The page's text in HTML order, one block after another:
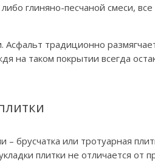
глиняно-песчаной смеси,
традиционно
на таком покрытии всегда
брусчатка или тротуарная
плитки не отличается от